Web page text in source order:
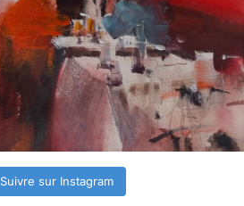
Suivre sur Instagram